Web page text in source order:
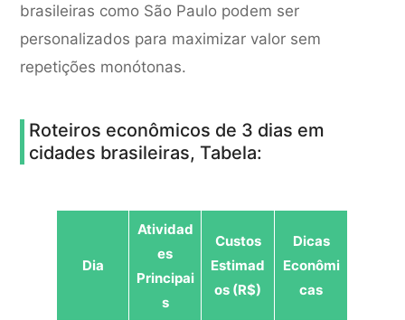
brasileiras como São Paulo podem ser
personalizados para maximizar valor sem
repetições monótonas.
Roteiros econômicos de 3 dias em
cidades brasileiras, Tabela:
Dia
Atividad
es
Principai
s
Custos
Estimad
os (R$)
Dicas
Econômi
cas